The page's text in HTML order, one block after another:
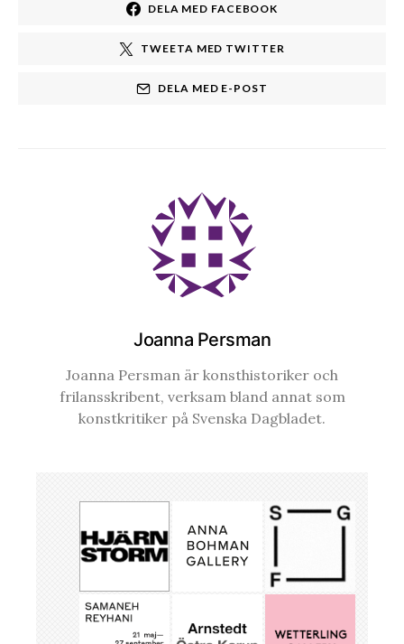
DELA MED FACEBOOK
TWEETA MED TWITTER
DELA MED E-POST
Joanna Persman
Joanna Persman är konsthistoriker och
frilansskribent, verksam bland annat som
konstkritiker på Svenska Dagbladet.